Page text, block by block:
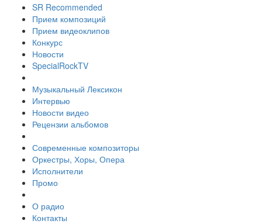
SR Recommended
Прием композиций
Прием видеоклипов
Конкурс
Новости
SpecialRockTV
Музыкальный Лексикон
Интервью
Новости видео
Рецензии альбомов
Современные композиторы
Оркестры, Хоры, Опера
Исполнители
Промо
О радио
Контакты